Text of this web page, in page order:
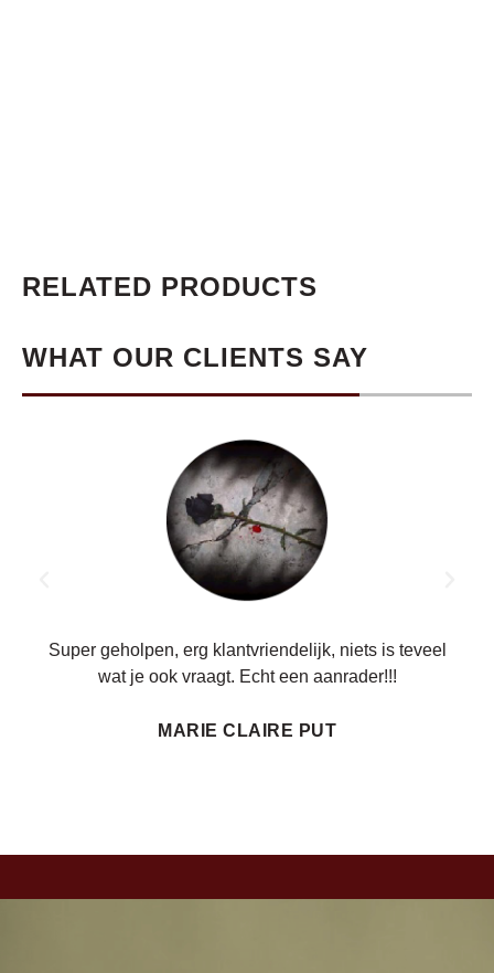
RELATED PRODUCTS
WHAT OUR CLIENTS SAY
Super geholpen, erg klantvriendelijk, niets is teveel
wat je ook vraagt. Echt een aanrader!!!
MARIE CLAIRE PUT